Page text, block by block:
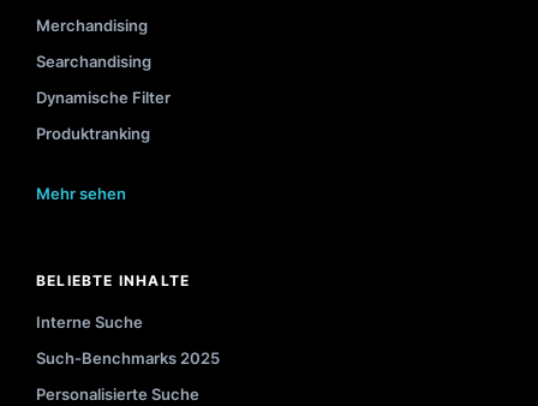
Merchandising
Searchandising
Dynamische Filter
Produktranking
Mehr sehen
BELIEBTE INHALTE
Interne Suche
Such-Benchmarks 2025
Personalisierte Suche